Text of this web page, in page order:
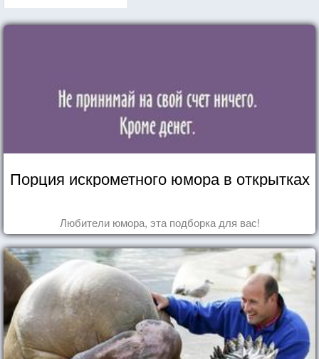
Порция искрометного юмора в открытках
Любители юмора, эта подборка для вас!